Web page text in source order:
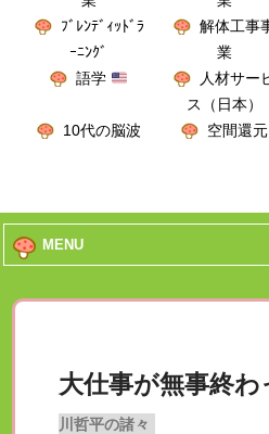
ﾌﾞﾚﾝﾃﾞｨｯﾄﾞﾗ
ｰﾆﾝｸﾞ
解体工事
業
語学
人材サー
ス（日本）
10代の脳波
空間還元
MENU
大仕事が無事終わ
川哲平の諸々